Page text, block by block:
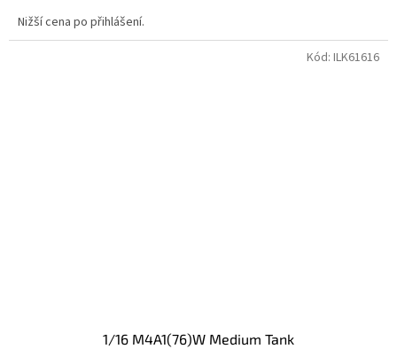
Nižší cena po přihlášení.
1/16 M4A1(76)W Medium Tank
Kód: ILK61616